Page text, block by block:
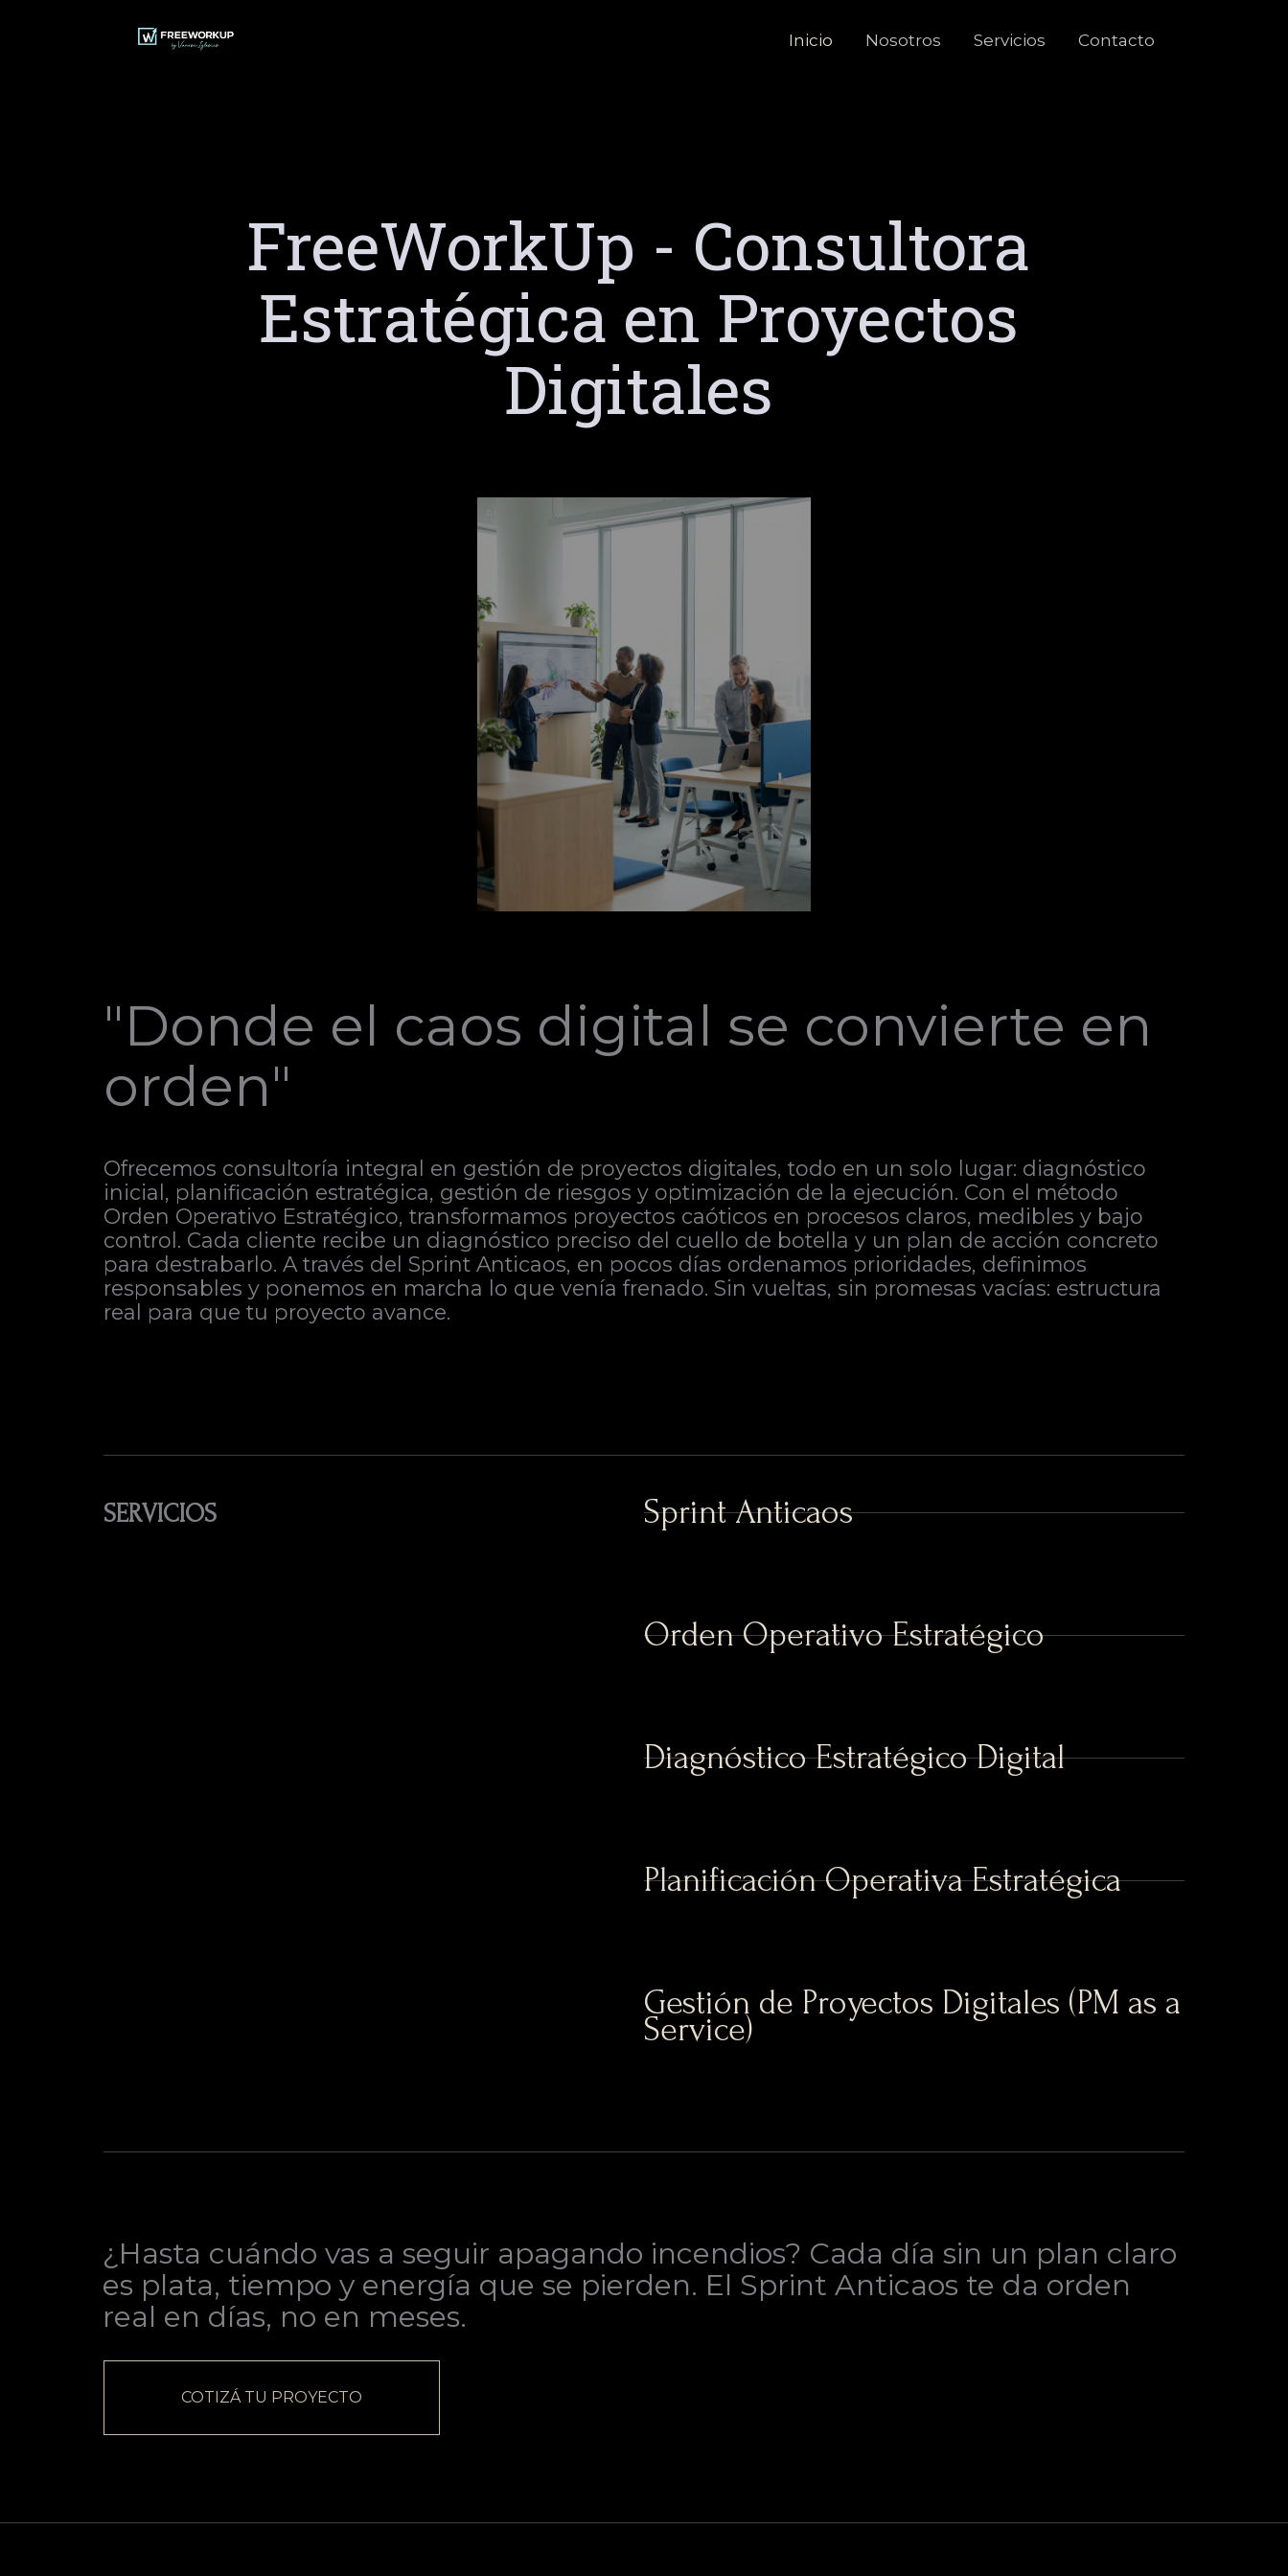
Inicio Nosotros Servicios Contacto
FreeWorkUp - Consultora
Estratégica en Proyectos
Digitales
"Donde el caos digital se convierte en
orden"
Ofrecemos consultoría integral en gestión de proyectos digitales, todo en un solo lugar: diagnóstico
inicial, planificación estratégica, gestión de riesgos y optimización de la ejecución. Con el método
Orden Operativo Estratégico, transformamos proyectos caóticos en procesos claros, medibles y bajo
control. Cada cliente recibe un diagnóstico preciso del cuello de botella y un plan de acción concreto
para destrabarlo. A través del Sprint Anticaos, en pocos días ordenamos prioridades, definimos
responsables y ponemos en marcha lo que venía frenado. Sin vueltas, sin promesas vacías: estructura
real para que tu proyecto avance.
SERVICIOS Sprint Anticaos
Orden Operativo Estratégico
Diagnóstico Estratégico Digital
Planificación Operativa Estratégica
Gestión de Proyectos Digitales (PM as a
Service)
¿Hasta cuándo vas a seguir apagando incendios? Cada día sin un plan claro
es plata, tiempo y energía que se pierden. El Sprint Anticaos te da orden
real en días, no en meses.
COTIZÁ TU PROYECTO